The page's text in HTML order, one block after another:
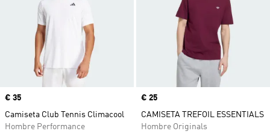
Precio
€ 35
Camiseta Club Tennis Climacool
Hombre Performance
Precio
€ 25
CAMISETA TREFOIL ESSENTIALS
Hombre Originals